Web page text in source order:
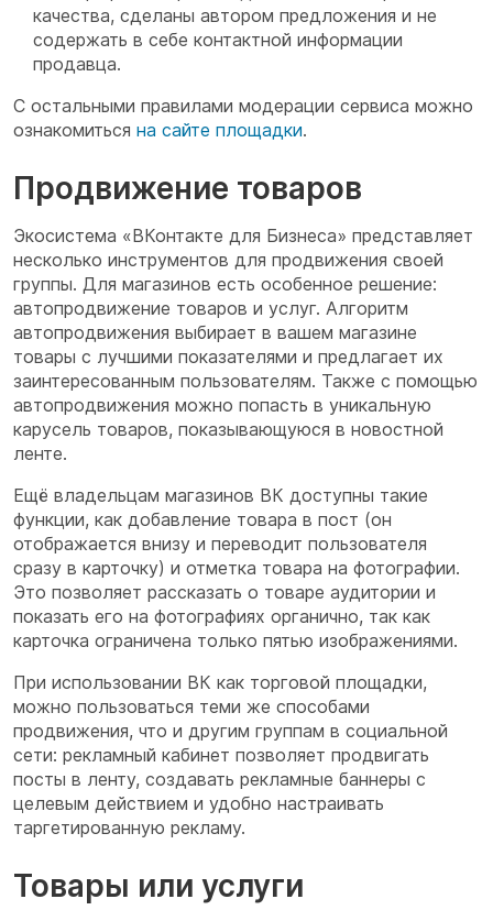
качества, сделаны автором предложения и не
содержать в себе контактной информации
продавца.
С остальными правилами модерации сервиса можно
ознакомиться на сайте площадки.
Продвижение товаров
Экосистема «ВКонтакте для Бизнеса» представляет
несколько инструментов для продвижения своей
группы. Для магазинов есть особенное решение:
автопродвижение товаров и услуг. Алгоритм
автопродвижения выбирает в вашем магазине
товары с лучшими показателями и предлагает их
заинтересованным пользователям. Также с помощью
автопродвижения можно попасть в уникальную
карусель товаров, показывающуюся в новостной
ленте.
Ещё владельцам магазинов ВК доступны такие
функции, как добавление товара в пост (он
отображается внизу и переводит пользователя
сразу в карточку) и отметка товара на фотографии.
Это позволяет рассказать о товаре аудитории и
показать его на фотографиях органично, так как
карточка ограничена только пятью изображениями.
При использовании ВК как торговой площадки,
можно пользоваться теми же способами
продвижения, что и другим группам в социальной
сети: рекламный кабинет позволяет продвигать
посты в ленту, создавать рекламные баннеры с
целевым действием и удобно настраивать
таргетированную рекламу.
Товары или услуги